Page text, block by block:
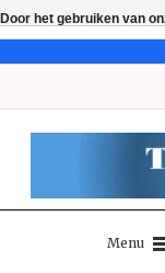
Menu
Door het gebruiken van